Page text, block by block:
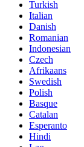
Turkish
Italian
Danish
Romanian
Indonesian
Czech
Afrikaans
Swedish
Polish
Basque
Catalan
Esperanto
Hindi